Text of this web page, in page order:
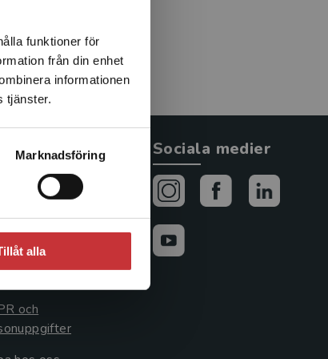
funktioner för
från din enhet
informationen
tjänster.
Marknadsföring
alla
länkar
och rättigheter
och
Sociala medier